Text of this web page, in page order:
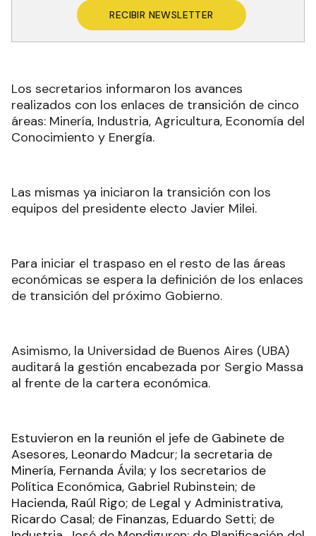
RECIBIR NEWSLETTER
Los secretarios informaron los avances
realizados con los enlaces de transición de cinco
áreas: Minería, Industria, Agricultura, Economía del
Conocimiento y Energía.
Las mismas ya iniciaron la transición con los
equipos del presidente electo Javier Milei.
Para iniciar el traspaso en el resto de las áreas
económicas se espera la definición de los enlaces
de transición del próximo Gobierno.
Asimismo, la Universidad de Buenos Aires (UBA)
auditará la gestión encabezada por Sergio Massa
al frente de la cartera económica.
Estuvieron en la reunión el jefe de Gabinete de
Asesores, Leonardo Madcur; la secretaria de
Minería, Fernanda Ávila; y los secretarios de
Política Económica, Gabriel Rubinstein; de
Hacienda, Raúl Rigo; de Legal y Administrativa,
Ricardo Casal; de Finanzas, Eduardo Setti; de